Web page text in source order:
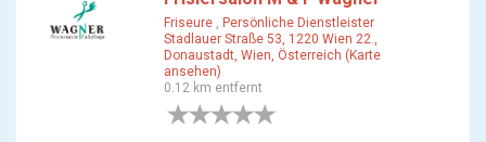
Friseure , Persönliche Dienstleister
Stadlauer Straße 53, 1220 Wien 22.,
Donaustadt, Wien, Österreich (Karte
ansehen)
0.12 km entfernt